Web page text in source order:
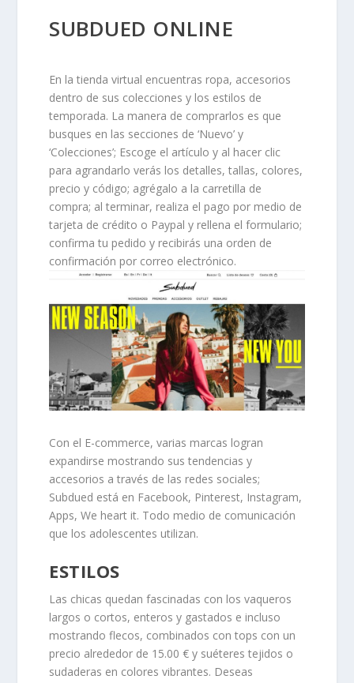
SUBDUED ONLINE
En la tienda virtual encuentras ropa, accesorios
dentro de sus colecciones y los estilos de
temporada. La manera de comprarlos es que
busques en las secciones de ‘Nuevo’ y
‘Colecciones’; Escoge el artículo y al hacer clic
para agrandarlo verás los detalles, tallas, colores,
precio y código; agrégalo a la carretilla de
compra; al terminar, realiza el pago por medio de
tarjeta de crédito o Paypal y rellena el formulario;
confirma tu pedido y recibirás una orden de
confirmación por correo electrónico.
Con el E-commerce, varias marcas logran
expandirse mostrando sus tendencias y
accesorios a través de las redes sociales;
Subdued está en Facebook, Pinterest, Instagram,
Apps, We heart it. Todo medio de comunicación
que los adolescentes utilizan.
ESTILOS
Las chicas quedan fascinadas con los vaqueros
largos o cortos, enteros y gastados e incluso
mostrando flecos, combinados con tops con un
precio alrededor de 15.00 € y suéteres tejidos o
sudaderas en colores vibrantes. Deseas